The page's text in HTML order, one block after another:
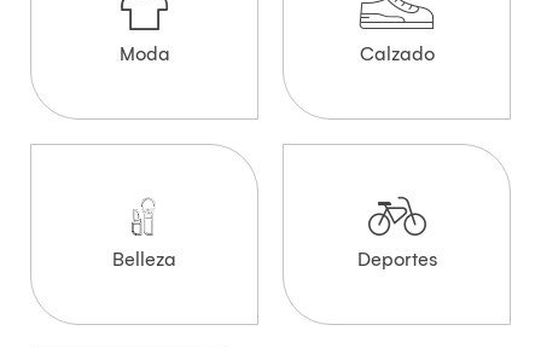
Moda Calzado
Belleza Deportes